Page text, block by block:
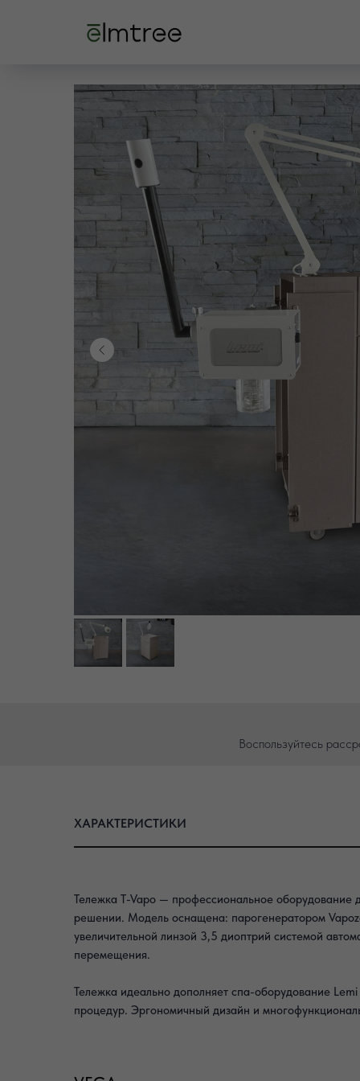
Воспользуйтесь
ХАРАКТЕРИСТИКИ
Тележка T-Vapo — профессиональное оборудование
решении. Модель оснащена: парогенератором
увеличительной линзой 3,5 диоптрий системой
перемещения.
Тележка идеально дополняет спа-оборудование
процедур. Эргономичный дизайн и